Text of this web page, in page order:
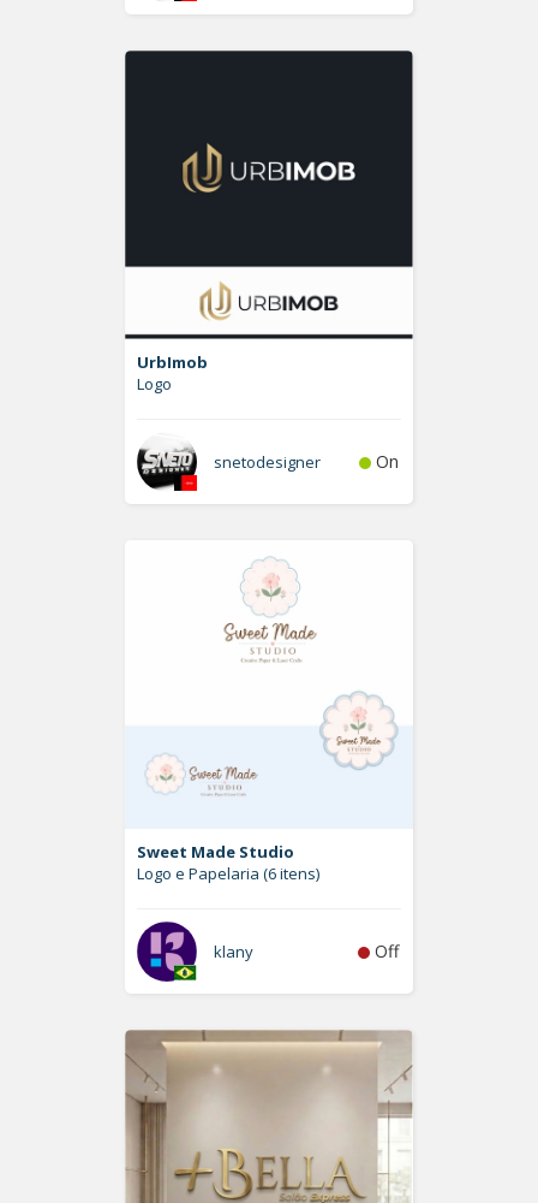
UrbImob
Logo
snetodesigner On
Sweet Made Studio
Logo e Papelaria (6 itens)
klany Off